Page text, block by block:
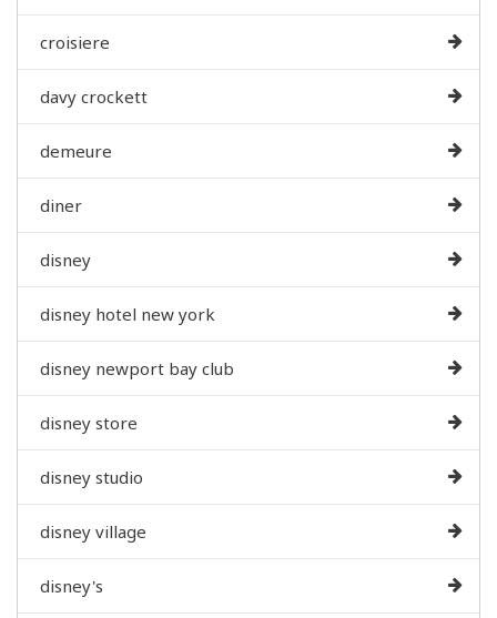
croisiere
davy crockett
demeure
diner
disney
disney hotel new york
disney newport bay club
disney store
disney studio
disney village
disney's